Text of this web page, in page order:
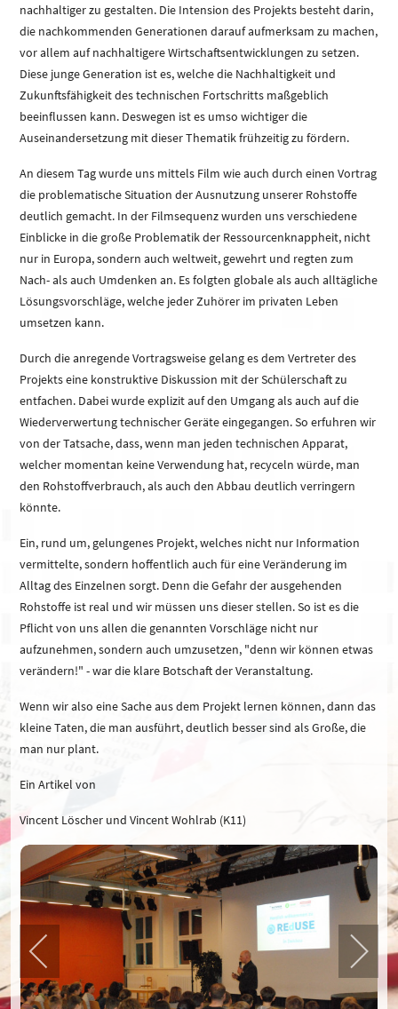
nachhaltiger zu gestalten. Die Intension des Projekts besteht darin,
die nachkommenden Generationen darauf aufmerksam zu machen,
vor allem auf nachhaltigere Wirtschaftsentwicklungen zu setzen.
Diese junge Generation ist es, welche die Nachhaltigkeit und
Zukunftsfähigkeit des technischen Fortschritts maßgeblich
beeinflussen kann. Deswegen ist es umso wichtiger die
Auseinandersetzung mit dieser Thematik frühzeitig zu fördern.
An diesem Tag wurde uns mittels Film wie auch durch einen Vortrag
die problematische Situation der Ausnutzung unserer Rohstoffe
deutlich gemacht. In der Filmsequenz wurden uns verschiedene
Einblicke in die große Problematik der Ressourcenknappheit, nicht
nur in Europa, sondern auch weltweit, gewehrt und regten zum
Nach- als auch Umdenken an. Es folgten globale als auch alltägliche
Lösungsvorschläge, welche jeder Zuhörer im privaten Leben
umsetzen kann.
Durch die anregende Vortragsweise gelang es dem Vertreter des
Projekts eine konstruktive Diskussion mit der Schülerschaft zu
entfachen. Dabei wurde explizit auf den Umgang als auch auf die
Wiederverwertung technischer Geräte eingegangen. So erfuhren wir
von der Tatsache, dass, wenn man jeden technischen Apparat,
welcher momentan keine Verwendung hat, recyceln würde, man
den Rohstoffverbrauch, als auch den Abbau deutlich verringern
könnte.
Ein, rund um, gelungenes Projekt, welches nicht nur Information
vermittelte, sondern hoffentlich auch für eine Veränderung im
Alltag des Einzelnen sorgt. Denn die Gefahr der ausgehenden
Rohstoffe ist real und wir müssen uns dieser stellen. So ist es die
Pflicht von uns allen die genannten Vorschläge nicht nur
aufzunehmen, sondern auch umzusetzen, "denn wir können etwas
verändern!" - war die klare Botschaft der Veranstaltung.
Wenn wir also eine Sache aus dem Projekt lernen können, dann das
kleine Taten, die man ausführt, deutlich besser sind als Große, die
man nur plant.
Ein Artikel von
Vincent Löscher und Vincent Wohlrab (K11)